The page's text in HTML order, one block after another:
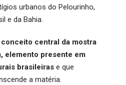
urbanos do Pelourinho,
e da Bahia.
conceito central da mostra
elemento presente em
brasileiras e que
a matéria.